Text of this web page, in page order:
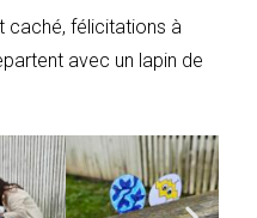
caché, félicitations à
avec un lapin de